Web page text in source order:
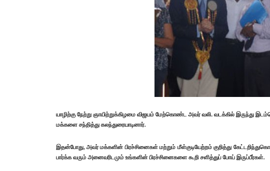
யாழிற்கு நேற்று ஞாயிற்றுக்கிழமை விஜயம் மேற்கொண்ட அவர் வலி. வடக்கில் இருந்து
மக்களை சந்தித்து கலந்துரையாடினார்.
இதன்போது, அவர் மக்களின் பிரச்சினைகள் மற்றும் மீள்குடியேற்றம் குறித்து
பார்க்க வரும் அனைவரிடமும் உங்களின் பிரச்சினைகளை கூறி சளித்துப் போய் இருப்பீர்கள்.